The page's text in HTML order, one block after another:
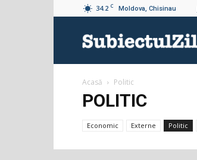
34.2 C Moldova, Chisinau
Acasă Politic
POLITIC
Economic Externe Politic